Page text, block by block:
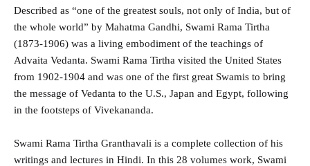
Described as “one of the greatest souls, not only of India, but of
the whole world” by Mahatma Gandhi, Swami Rama Tirtha
(1873-1906) was a living embodiment of the teachings of
Advaita Vedanta. Swami Rama Tirtha visited the United States
from 1902-1904 and was one of the first great Swamis to bring
the message of Vedanta to the U.S., Japan and Egypt, following
in the footsteps of Vivekananda.
Swami Rama Tirtha Granthavali is a complete collection of his
writings and lectures in Hindi. In this 28 volumes work, Swami